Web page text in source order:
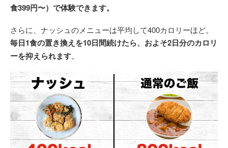
食399円〜）で体験できます。
さらに、ナッシュのメニューは平均して400カロリーほど。
毎日1食の置き換えを10日間続けたら、およそ2日分のカロリ
ーを抑えられます。